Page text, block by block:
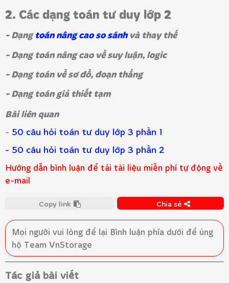
2. Các dạng toán tư duy lớp 2
- Dạngtoán nâng cao so sánhvà thay thế
- Dạng toán nâng cao về suy luận, logic
- Dạng toán về sơ đồ, đoạn thẳng
- Dạng toán giả thiết tạm
Bài liên quan
- 50 câu hỏi toán tư duy lớp 3 phần 1
- 50 câu hỏi toán tư duy lớp 3 phần 2
Hướng dẫn bình luận để tải tài liệu miễn phí tự động về
e-mail
Copy link Chia sẻ
Mọi người vui lòng để lại Bình luận phía dưới để ủng
hộ Team VnStorage
Tác giả bài viết